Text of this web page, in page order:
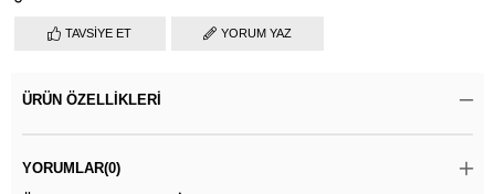
TAVSIYE ET YORUM YAZ
ÜRÜN ÖZELLIKLERI
YORUMLAR(0)